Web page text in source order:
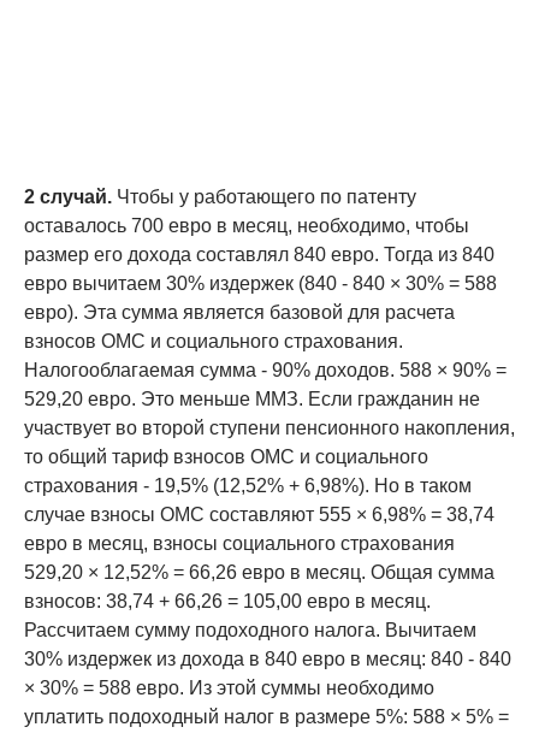
2 случай. Чтобы у работающего по патенту
оставалось 700 евро в месяц, необходимо, чтобы
размер его дохода составлял 840 евро. Тогда из 840
евро вычитаем 30% издержек (840 - 840 × 30% = 588
евро). Эта сумма является базовой для расчета
взносов ОМС и социального страхования.
Налогооблагаемая сумма - 90% доходов. 588 × 90% =
529,20 евро. Это меньше ММЗ. Если гражданин не
участвует во второй ступени пенсионного накопления,
то общий тариф взносов ОМС и социального
страхования - 19,5% (12,52% + 6,98%). Но в таком
случае взносы ОМС составляют 555 × 6,98% = 38,74
евро в месяц, взносы социального страхования
529,20 × 12,52% = 66,26 евро в месяц. Общая сумма
взносов: 38,74 + 66,26 = 105,00 евро в месяц.
Рассчитаем сумму подоходного налога. Вычитаем
30% издержек из дохода в 840 евро в месяц: 840 - 840
× 30% = 588 евро. Из этой суммы необходимо
уплатить подоходный налог в размере 5%: 588 × 5% =